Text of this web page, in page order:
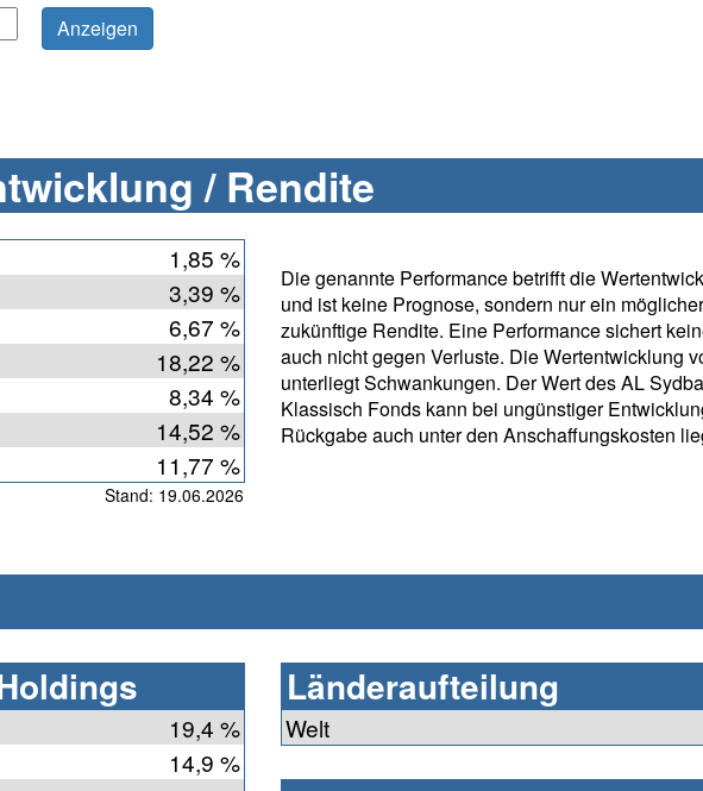
/ Rendite
1,85 %
3,39 %
6,67 %
18,22 %
8,34 %
14,52 %
11,77 %
Stand: 19.06.2026
Die genannte Performance betrifft die
und ist keine Prognose, sondern nur ein
zukünftige Rendite. Eine Performance sichert
auch nicht gegen Verluste. Die Wertentwicklung
unterliegt Schwankungen. Der Wert des AL
Klassisch Fonds kann bei ungünstiger
Rückgabe auch unter den Anschaffungskosten
19,4 %
14,9 %
Länderaufteilung
Welt